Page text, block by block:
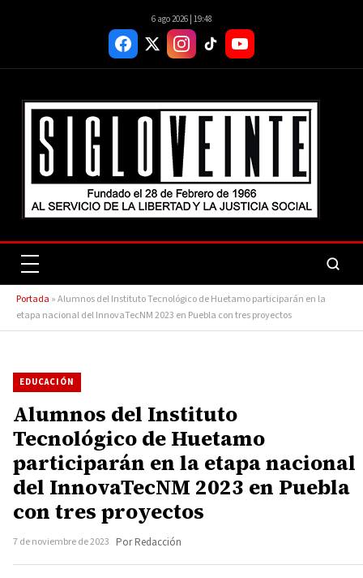
6 ago 2026 | 19:48
Portada »Alumnos del Instituto Tecnológico de Huetamo participarán en la
etapa nacional del InnovaTecNM 2023 en Puebla con tres proyectos
EDUCACIÓN
Alumnos del Instituto
Tecnológico de Huetamo
participarán en la etapa nacional
del InnovaTecNM 2023 en Puebla
con tres proyectos
7 de noviembre de 2023 Por Redacción